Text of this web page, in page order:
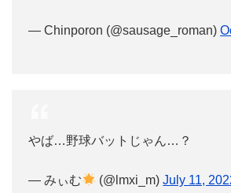
— Chinporon (@sausage_roman)
やば…野球バットじゃん…？
— みぃむ (@lmxi_m)July 11,